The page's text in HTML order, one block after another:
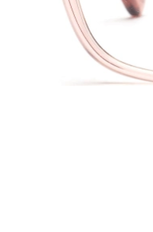
41 mm
Hauteur des verres